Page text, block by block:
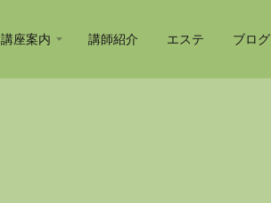
講座案内 講師紹介 エステ ブログ